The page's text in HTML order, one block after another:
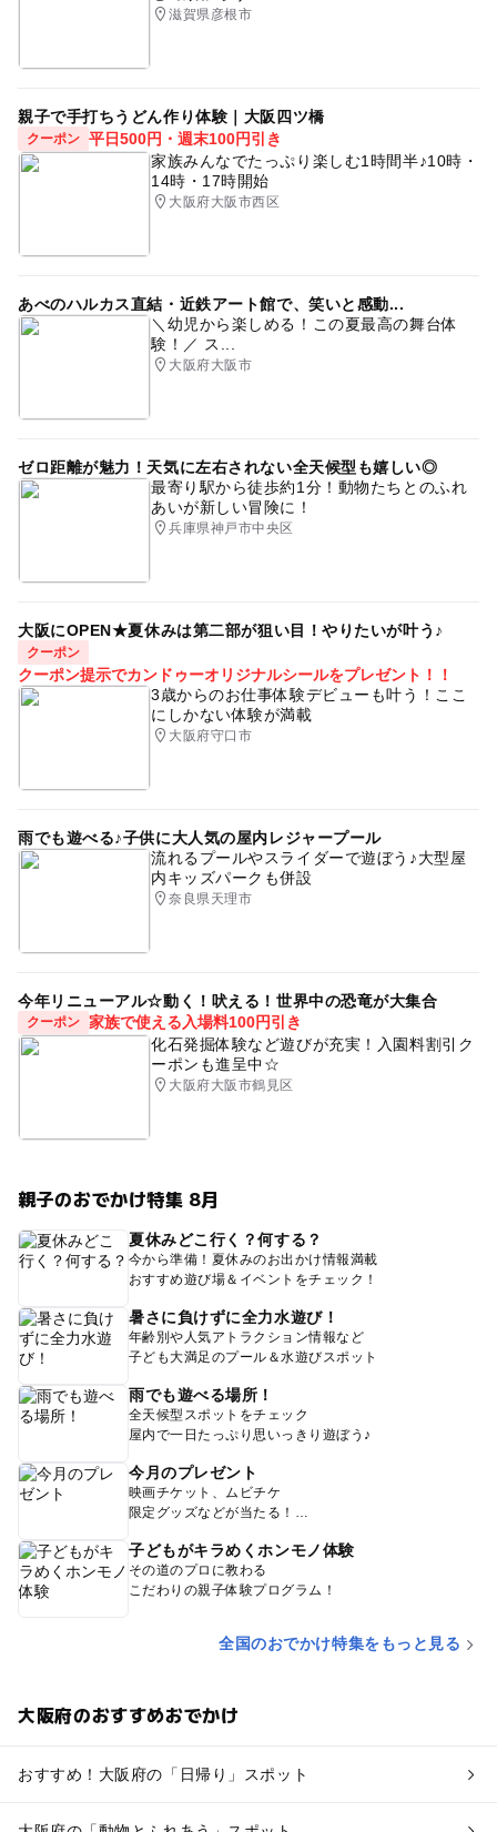
滋賀県彦根市
親子で手打ちうどん作り体験｜大阪四ツ橋
クーポン 平日500円・週末100円引き
家族みんなでたっぷり楽しむ1時間半♪10時・
14時・17時開始
大阪府大阪市西区
あべのハルカス直結・近鉄アート館で、笑いと感動...
＼幼児から楽しめる！この夏最高の舞台体
験！／ ス...
大阪府大阪市
ゼロ距離が魅力！天気に左右されない全天候型も嬉しい◎
最寄り駅から徒歩約1分！動物たちとのふれ
あいが新しい冒険に！
兵庫県神戸市中央区
大阪にOPEN★夏休みは第二部が狙い目！やりたいが叶う♪
クーポン
クーポン提示でカンドゥーオリジナルシールをプレゼント！！
3歳からのお仕事体験デビューも叶う！ここ
にしかない体験が満載
大阪府守口市
雨でも遊べる♪子供に大人気の屋内レジャープール
流れるプールやスライダーで遊ぼう♪大型屋
内キッズパークも併設
奈良県天理市
今年リニューアル☆動く！吠える！世界中の恐竜が大集合
クーポン 家族で使える入場料100円引き
化石発掘体験など遊びが充実！入園料割引ク
ーポンも進呈中☆
大阪府大阪市鶴見区
親子のおでかけ特集 8月
夏休みどこ行く？何する？
今から準備！夏休みのお出かけ情報満載
おすすめ遊び場＆イベントをチェック！
暑さに負けずに全力水遊び！
年齢別や人気アトラクション情報など
子ども大満足のプール＆水遊びスポット
雨でも遊べる場所！
全天候型スポットをチェック
屋内で一日たっぷり思いっきり遊ぼう♪
今月のプレゼント
映画チケット、ムビチケ
限定グッズなどが当たる！
子どもがキラめくホンモノ体験
その道のプロに教わる
こだわりの親子体験プログラム！
全国のおでかけ特集をもっと見る
大阪府のおすすめおでかけ
おすすめ！大阪府の「日帰り」スポット